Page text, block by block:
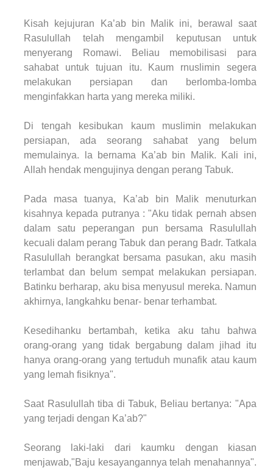
Kisah kejujuran Ka’ab bin Malik ini, berawal saat
Rasulullah telah mengambil keputusan untuk
menyerang Romawi. Beliau memobilisasi para
sahabat untuk tujuan itu. Kaum rnuslimin segera
melakukan persiapan dan berlomba-lomba
menginfakkan harta yang mereka miliki.
Di tengah kesibukan kaum muslimin melakukan
persiapan, ada seorang sahabat yang belum
memulainya. la bernama Ka’ab bin Malik. Kali ini,
Allah hendak mengujinya dengan perang Tabuk.
Pada masa tuanya, Ka’ab bin Malik menuturkan
kisahnya kepada putranya : "Aku tidak pernah absen
dalam satu peperangan pun bersama Rasulullah
kecuali dalam perang Tabuk dan perang Badr. Tatkala
Rasulullah berangkat bersama pasukan, aku masih
terlambat dan belum sempat melakukan persiapan.
Batinku berharap, aku bisa menyusul mereka. Namun
akhirnya, langkahku benar- benar terhambat.
Kesedihanku bertambah, ketika aku tahu bahwa
orang-orang yang tidak bergabung dalam jihad itu
hanya orang-orang yang tertuduh munafik atau kaum
yang lemah fisiknya".
Saat Rasulullah tiba di Tabuk, Beliau bertanya: "Apa
yang terjadi dengan Ka’ab?"
Seorang laki-laki dari kaumku dengan kiasan
menjawab,"Baju kesayangannya telah menahannya".